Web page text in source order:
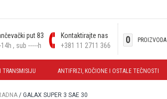
0 PROIZVODA
put 83
, sub -----h
Kontaktirajte nas
+381 11 2711 366
TRANSMISIJU ANTIFRIZI, KOČIONE I OSTALE TEČNOSTI
/ GALAX SUPER 3 SAE 30